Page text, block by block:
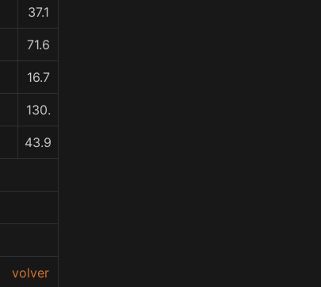
37.1
71.6
16.7
130.
43.9
volver